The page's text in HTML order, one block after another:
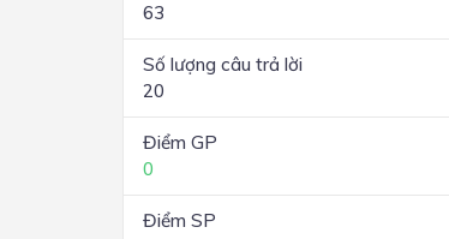
63
Số lượng câu trả lời
20
Điểm GP
0
Điểm SP